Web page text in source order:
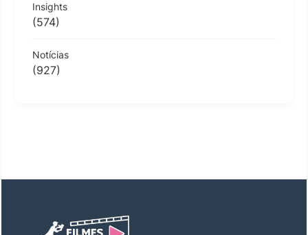
Insights
(574)
Notícias
(927)